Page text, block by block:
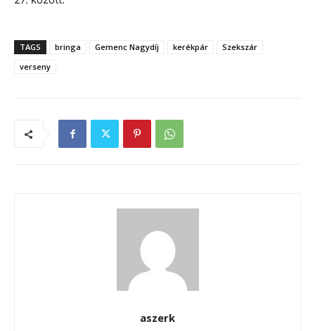
TAGS bringa Gemenc Nagydíj kerékpár
Szekszár
verseny
aszerk